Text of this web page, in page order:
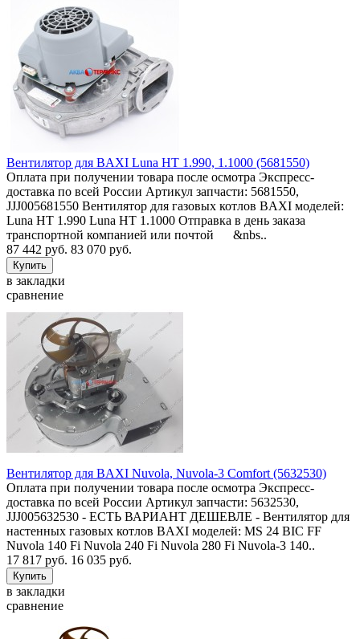
Вентилятор для BAXI Luna HT 1.990, 1.1000 (5681550)
Оплата при получении товара после осмотра Экспресс-
доставка по всей России Артикул запчасти: 5681550,
JJJ005681550 Вентилятор для газовых котлов BAXI моделей:
Luna HT 1.990 Luna HT 1.1000 Отправка в день заказа
транспортной компанией или почтой &nbs..
87 442 руб. 83 070 руб.
в закладки
сравнение
Вентилятор для BAXI Nuvola, Nuvola-3 Comfort (5632530)
Оплата при получении товара после осмотра Экспресс-
доставка по всей России Артикул запчасти: 5632530,
JJJ005632530 - ЕСТЬ ВАРИАНТ ДЕШЕВЛЕ - Вентилятор для
настенных газовых котлов BAXI моделей: MS 24 BIC FF
Nuvola 140 Fi Nuvola 240 Fi Nuvola 280 Fi Nuvola-3 140..
17 817 руб. 16 035 руб.
в закладки
сравнение